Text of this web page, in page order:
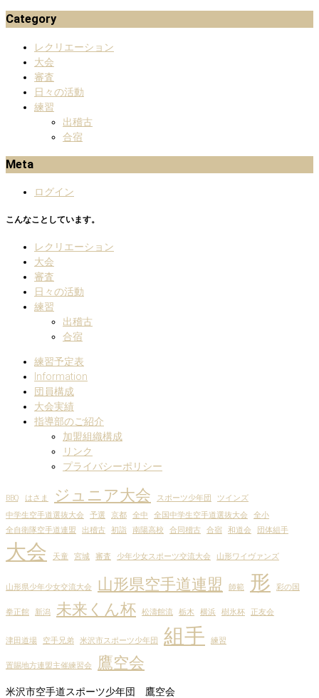
Category
レクリエーション
大会
審査
日々の活動
練習
出稽古
合宿
Meta
ログイン
こんなことしています。
レクリエーション
大会
審査
日々の活動
練習
出稽古
合宿
練習予定表
Information
団員構成
大会実績
指導部のご紹介
加盟組織構成
リンク
プライバシーポリシー
BBQ はさま ジュニア大会 スポーツ少年団
ツインズ
中学生空手道選抜大会
予選 京都 全中 全国中学生空手道選抜大会
全小
全自衛隊空手道連盟
出稽古 初詣 南陽高校 合同稽古 合宿 和道会 団体組手
大会 天童 宮城 審査 少年少女スポーツ交流大会 山形ワイヴァンズ
山形県少年少女交流大会 山形県空手道連盟 師範 形 彩の国
拳正館 新潟 未来くん杯 松濤館流 栃木 横浜 樹氷杯 正友会
津田道場 空手兄弟 米沢市スポーツ少年団 組手 練習
置賜地方連盟主催練習会 鷹空会
米沢市空手道スポーツ少年団 鷹空会